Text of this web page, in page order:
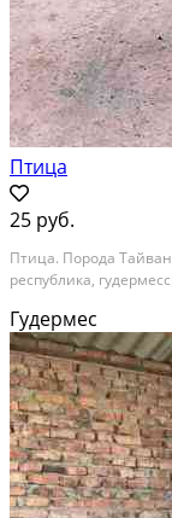
Птица
25 руб.
Птица. Порода
республика,
Гудермес